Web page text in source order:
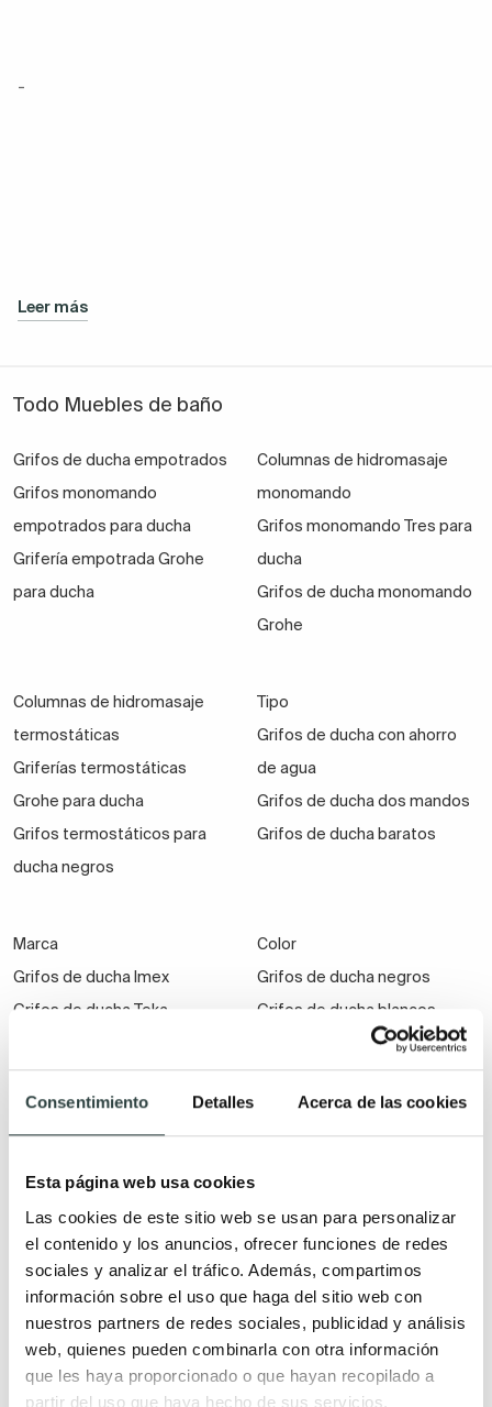
Consentimiento Detalles Acerca de las cookies
Esta página web usa cookies
Las cookies de este sitio web se usan para personalizar
el contenido y los anuncios, ofrecer funciones de redes
sociales y analizar el tráfico. Además, compartimos
información sobre el uso que haga del sitio web con
nuestros partners de redes sociales, publicidad y análisis
web, quienes pueden combinarla con otra información
que les haya proporcionado o que hayan recopilado a
partir del uso que haya hecho de sus servicios.
-
Leer más
Todo Muebles de baño
Grifos de ducha empotrados
Grifos monomando
empotrados para ducha
Grifería empotrada Grohe
para ducha
Columnas de hidromasaje
monomando
Grifos monomando Tres para
ducha
Grifos de ducha monomando
Grohe
Columnas de hidromasaje
termostáticas
Griferías termostáticas
Grohe para ducha
Grifos termostáticos para
ducha negros
Tipo
Grifos de ducha con ahorro
de agua
Grifos de ducha dos mandos
Grifos de ducha baratos
Marca
Grifos de ducha Imex
Grifos de ducha Teka
Grifos de ducha Grohe
Color
Grifos de ducha negros
Grifos de ducha blancos
Grifos de ducha dorados
Grifos de ducha de acero
inoxidable
Estilo
Grifos de ducha industriales
Grifos de ducha modernos
Grifos de ducha vintage -
clásicos
Grifos de ducha rústicos